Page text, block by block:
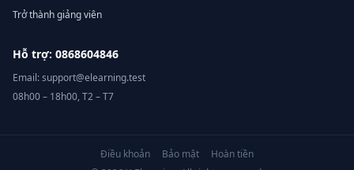
Trở thành giảng viên
Hỗ trợ: 0868604846
Email: support@elearning.test
08h00 – 18h00, T2 – T7
Điều khoản Bảo mật
Hoàn tiền